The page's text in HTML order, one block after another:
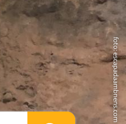
foto: escapadaambnens.com